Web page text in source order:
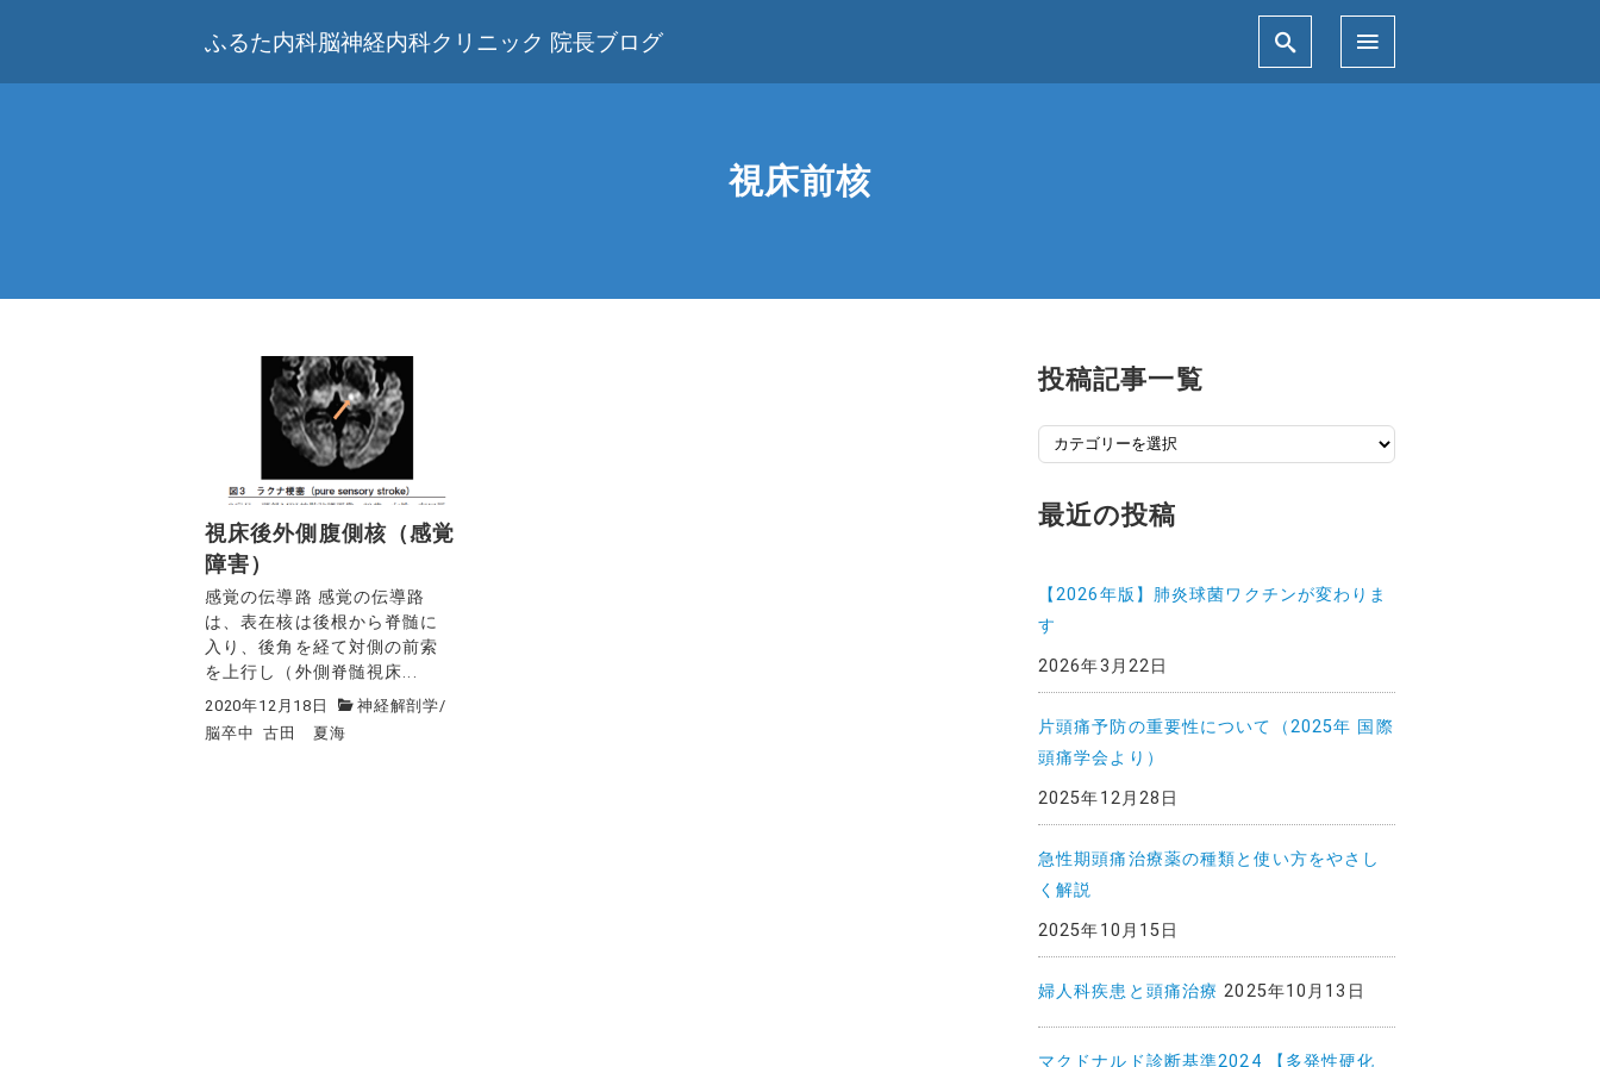
ふるた内科脳神経内科クリニック 院長ブログ
視床前核
視床後外側腹側核（感覚
障害）
感覚の伝導路 感覚の伝導路
は、表在核は後根から脊髄に
入り、後角を経て対側の前索
を上行し（外側脊髄視床...
2020年12月18日 神経解剖学/
脳卒中
古田 夏海
投稿記事一覧
投
稿
記
事
覧
最近の投稿
【2026年版】肺炎球菌ワクチンが変わりま
す
2026年3月22日
片頭痛予防の重要性について（2025年 国際
頭痛学会より）
2025年12月28日
急性期頭痛治療薬の種類と使い方をやさし
く解説
2025年10月15日
婦人科疾患と頭痛治療 2025年10月13日
マクドナルド診断基準2024 【多発性硬化